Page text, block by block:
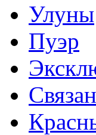
Улуны
Пуэр